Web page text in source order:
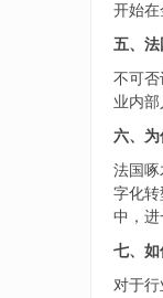
开始在
五、
不可
业内
六、为
法国
字化
中，进
七、如
对于